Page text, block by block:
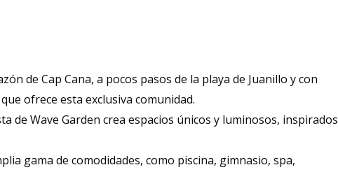
de Cap Cana, a pocos pasos de la playa de Juanillo y con
ofrece esta exclusiva comunidad.
de Wave Garden crea espacios únicos y luminosos, inspirados
gama de comodidades, como piscina, gimnasio, spa,